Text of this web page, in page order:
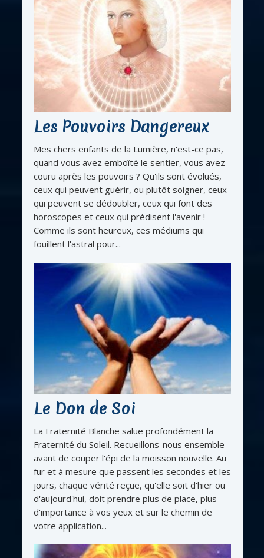
Les Pouvoirs Dangereux
Mes chers enfants de la Lumière, n'est-ce pas,
quand vous avez emboîté le sentier, vous avez
couru après les pouvoirs ? Qu'ils sont évolués,
ceux qui peuvent guérir, ou plutôt soigner, ceux
qui peuvent se dédoubler, ceux qui font des
horoscopes et ceux qui prédisent l'avenir !
Comme ils sont heureux, ces médiums qui
fouillent l'astral pour...
Le Don de Soi
La Fraternité Blanche salue profondément la
Fraternité du Soleil. Recueillons-nous ensemble
avant de couper l'épi de la moisson nouvelle. Au
fur et à mesure que passent les secondes et les
jours, chaque vérité reçue, qu'elle soit d'hier ou
d'aujourd'hui, doit prendre plus de place, plus
d'importance à vos yeux et sur le chemin de
votre application...